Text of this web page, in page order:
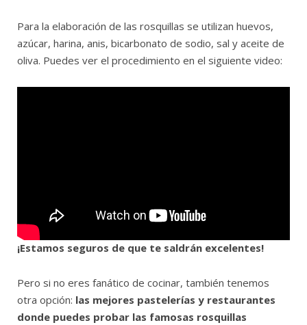
Para la elaboración de las rosquillas se utilizan huevos,
azúcar, harina, anis, bicarbonato de sodio, sal y aceite de
oliva. Puedes ver el procedimiento en el siguiente video:
¡Estamos seguros de que te saldrán excelentes!
Pero si no eres fanático de cocinar, también tenemos
otra opción: las mejores pastelerías y restaurantes
donde puedes probar las famosas rosquillas